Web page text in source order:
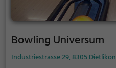
Bowling Universum
Industriestrasse 29, 8305 Dietlikon